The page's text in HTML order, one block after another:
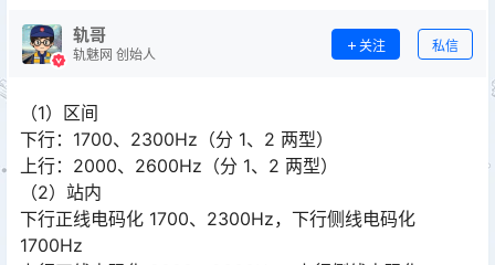
轨哥
轨魅网 创始人
关注 私信
（1）区间
下行：1700、2300Hz（分 1、2 两型）
上行：2000、2600Hz（分 1、2 两型）
（2）站内
下行正线电码化 1700、2300Hz，下行侧线电码化
1700Hz